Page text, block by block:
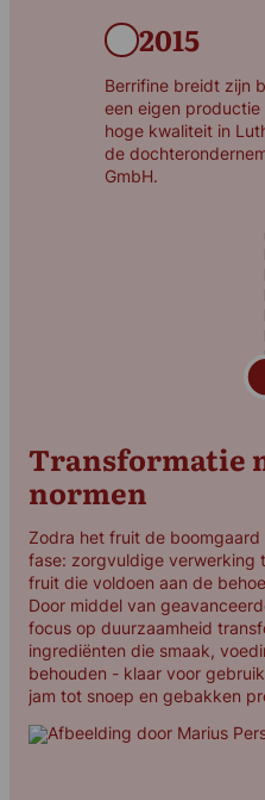
2015
Berrifine breidt zijn
een eigen
hoge kwaliteit in
de
GmbH.
Transformatie
normen
Zodra het fruit de
fase: zorgvuldige verwerking
fruit die voldoen aan de
Door middel van
focus op duurzaamheid
ingrediënten die smaak,
behouden - klaar voor
jam tot snoep en gebakken